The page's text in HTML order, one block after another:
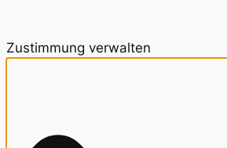
Zustimmung verwalten